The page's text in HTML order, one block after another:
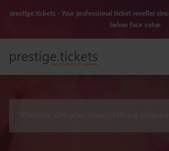
prestige.tickets - Your professional ticket reseller
below face value